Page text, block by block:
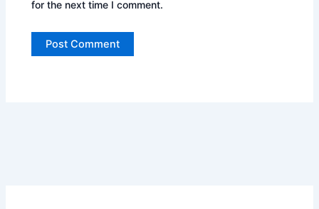
for the next time I comment.